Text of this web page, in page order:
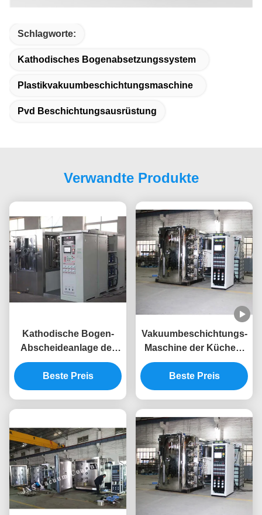
Schlagworte:
Kathodisches Bogenabsetzungssystem
Plastikvakuumbeschichtungsmaschine
Pvd Beschichtungsausrüstung
Verwandte Produkte
Kathodische Bogen-
Abscheideanlage der
hohe
Leistungsfähigkeits-
Hardware-Titan- Gold-
Beste Preis
Vakuumbeschichtungs-
Maschine der Küchen-
Waschbecken-Wasser-
Wannen-Rosen-
Goldfarbschwarz-
Beste Preis